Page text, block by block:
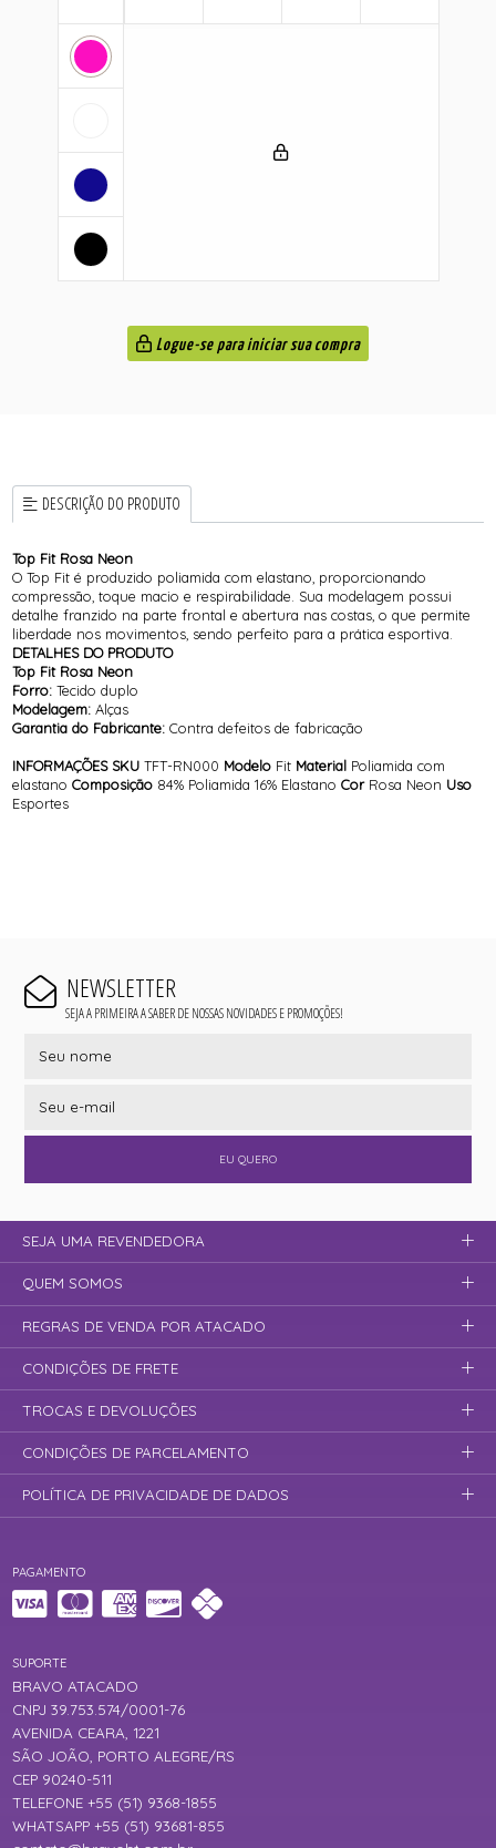
Logue-se para iniciar sua compra
DESCRIÇÃO DO PRODUTO
Top Fit Rosa Neon
O Top Fit é produzido poliamida com elastano, proporcionando
compressão, toque macio e respirabilidade. Sua modelagem possui
detalhe franzido na parte frontal e abertura nas costas, o que permite
liberdade nos movimentos, sendo perfeito para a prática esportiva.
DETALHES DO PRODUTO
Top Fit Rosa Neon
Forro:Tecido duplo
Modelagem: Alças
Garantia do Fabricante:Contra defeitos de fabricação
INFORMAÇÕES SKU TFT-RN000 Modelo Fit Material Poliamida com
elastanoComposição 84% Poliamida 16% ElastanoCorRosa Neon Uso
Esportes
NEWSLETTER
SEJA A PRIMEIRA A SABER DE NOSSAS NOVIDADES E PROMOÇÕES!
EU QUERO
PAGAMENTO
SUPORTE
BRAVO ATACADO
CNPJ 39.753.574/0001-76
AVENIDA CEARA, 1221
SÃO JOÃO, PORTO ALEGRE/RS
CEP 90240-511
TELEFONE +55 (51) 9368-1855
WHATSAPP +55 (51) 93681-855
SEJA UMA REVENDEDORA
QUEM SOMOS
REGRAS DE VENDA POR ATACADO
CONDIÇÕES DE FRETE
TROCAS E DEVOLUÇÕES
CONDIÇÕES DE PARCELAMENTO
POLÍTICA DE PRIVACIDADE DE DADOS